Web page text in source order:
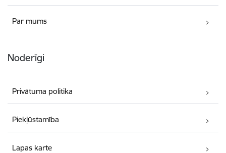
Par mums
Noderīgi
Privātuma politika
Piekļūstamība
Lapas karte